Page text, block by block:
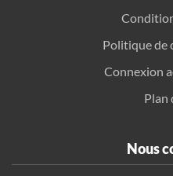
Politique de
Connexion
Plan
Nous